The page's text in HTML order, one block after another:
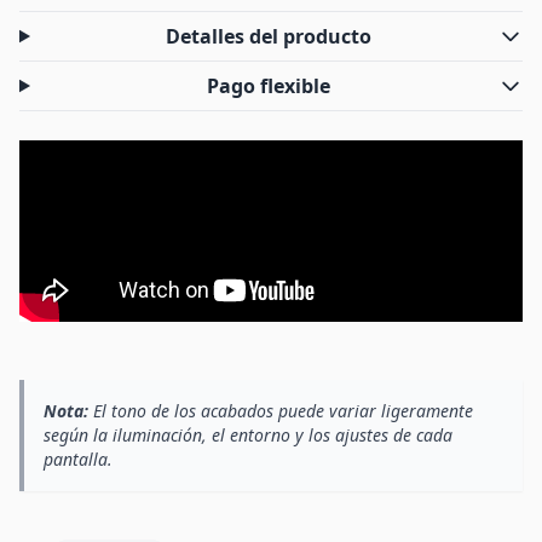
Detalles del producto
Pago flexible
Nota: El tono de los acabados puede variar ligeramente
según la iluminación, el entorno y los ajustes de cada
pantalla.